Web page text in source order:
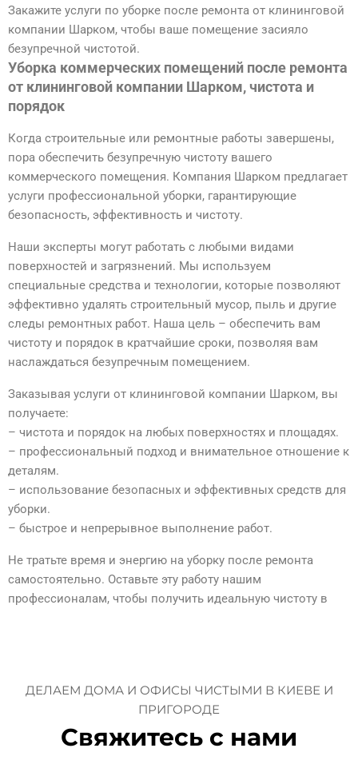
Закажите услуги по уборке после ремонта от клининговой
компании Шарком, чтобы ваше помещение засияло
безупречной чистотой.
Уборка коммерческих помещений после ремонта
от клининговой компании Шарком, чистота и
порядок
Когда строительные или ремонтные работы завершены,
пора обеспечить безупречную чистоту вашего
коммерческого помещения. Компания Шарком предлагает
услуги профессиональной уборки, гарантирующие
безопасность, эффективность и чистоту.
Наши эксперты могут работать с любыми видами
поверхностей и загрязнений. Мы используем
специальные средства и технологии, которые позволяют
эффективно удалять строительный мусор, пыль и другие
следы ремонтных работ. Наша цель – обеспечить вам
чистоту и порядок в кратчайшие сроки, позволяя вам
наслаждаться безупречным помещением.
Заказывая услуги от клининговой компании Шарком, вы
получаете:
– чистота и порядок на любых поверхностях и площадях.
– профессиональный подход и внимательное отношение к
деталям.
– использование безопасных и эффективных средств для
уборки.
– быстрое и непрерывное выполнение работ.
Не тратьте время и энергию на уборку после ремонта
самостоятельно. Оставьте эту работу нашим
профессионалам, чтобы получить идеальную чистоту в
ДЕЛАЕМ ДОМА И ОФИСЫ ЧИСТЫМИ В КИЕВЕ И
ПРИГОРОДЕ
Свяжитесь с нами